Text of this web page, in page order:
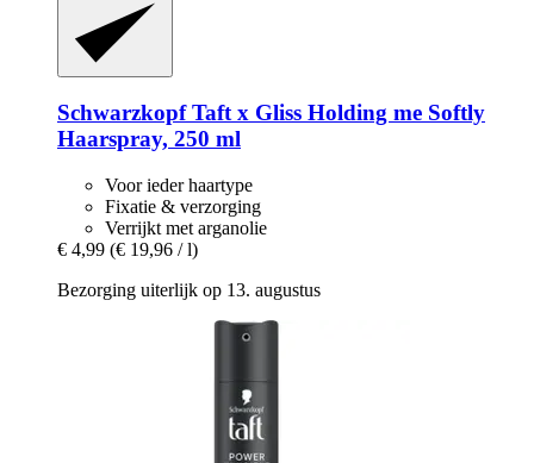
SchwarzkopfTaft x Gliss Holding me Softly
Haarspray, 250 ml
Voor ieder haartype
Fixatie & verzorging
Verrijkt met arganolie
€ 4,99 (€ 19,96 / l)
Bezorging uiterlijk op 13. augustus